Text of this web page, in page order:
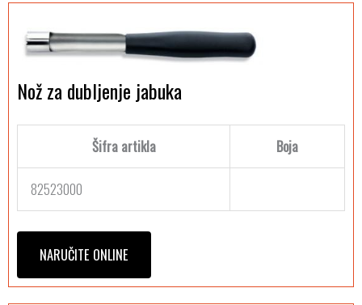
Nož za dubljenje jabuka
Šifra artikla Boja
82523000
NARUČITE ONLINE